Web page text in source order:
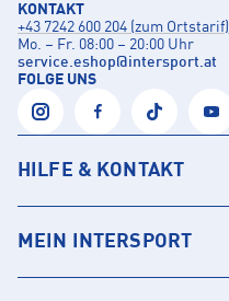
KONTAKT
+43 7242 600 204 (zum Ortstarif)
Mo. – Fr. 08:00 – 20:00 Uhr
service.eshop@intersport.at
FOLGE UNS
HILFE & KONTAKT
MEIN INTERSPORT